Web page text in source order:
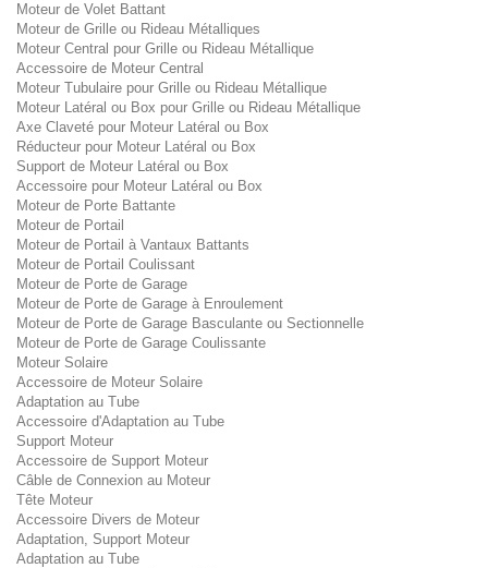
Moteur de Volet Battant
Moteur de Grille ou Rideau Métalliques
Moteur Central pour Grille ou Rideau Métallique
Accessoire de Moteur Central
Moteur Tubulaire pour Grille ou Rideau Métallique
Moteur Latéral ou Box pour Grille ou Rideau Métallique
Axe Claveté pour Moteur Latéral ou Box
Réducteur pour Moteur Latéral ou Box
Support de Moteur Latéral ou Box
Accessoire pour Moteur Latéral ou Box
Moteur de Porte Battante
Moteur de Portail
Moteur de Portail à Vantaux Battants
Moteur de Portail Coulissant
Moteur de Porte de Garage
Moteur de Porte de Garage à Enroulement
Moteur de Porte de Garage Basculante ou Sectionnelle
Moteur de Porte de Garage Coulissante
Moteur Solaire
Accessoire de Moteur Solaire
Adaptation au Tube
Accessoire d'Adaptation au Tube
Support Moteur
Accessoire de Support Moteur
Câble de Connexion au Moteur
Tête Moteur
Accessoire Divers de Moteur
Adaptation, Support Moteur
Adaptation au Tube